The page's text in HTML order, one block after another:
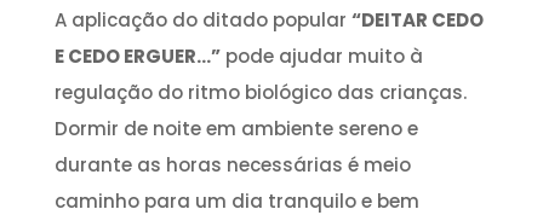
A aplicação do ditado popular “DEITAR CEDO
E CEDO ERGUER…”pode ajudar muito à
regulação do ritmo biológico das crianças.
Dormir de noite em ambiente sereno e
durante as horas necessárias é meio
caminho para um dia tranquilo e bem